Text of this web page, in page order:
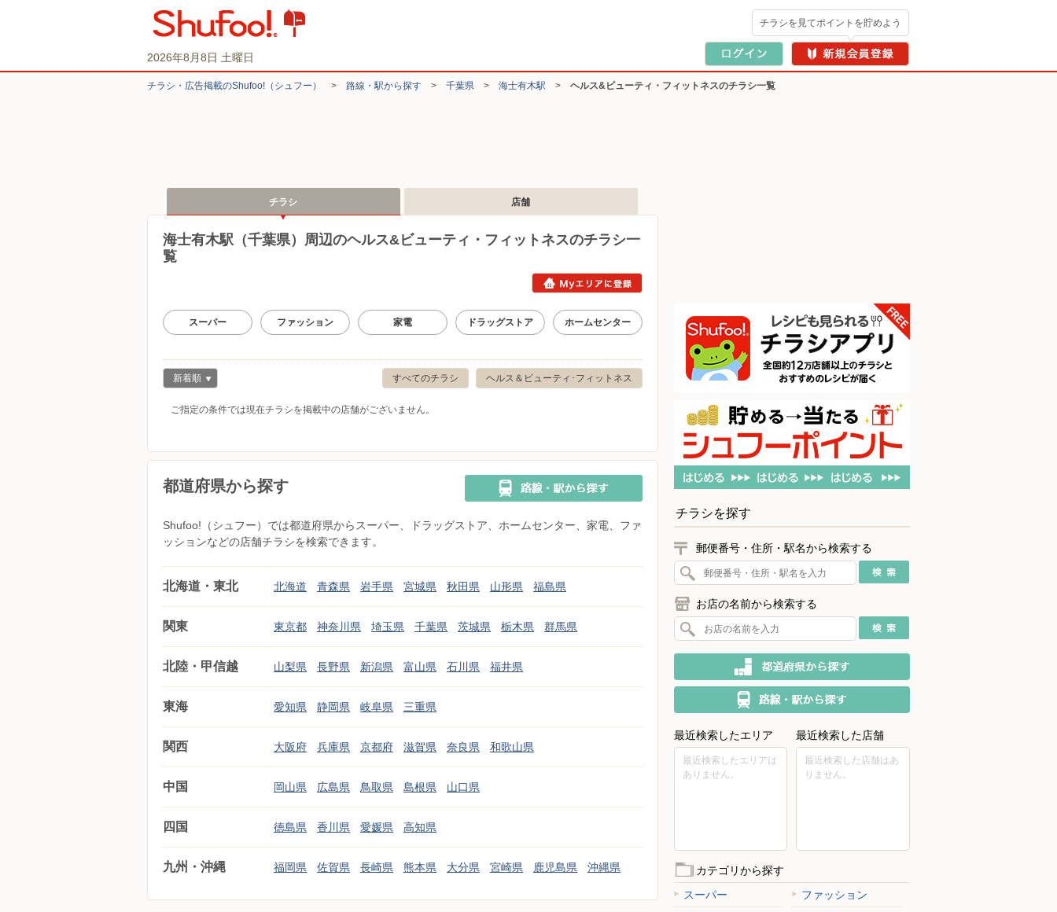
2026年8月8日 土曜日
チラシを見てポイントを貯めよう
チラシ・​広告掲載の​Shufoo!​（シュフー） > 路線・駅から探す > 千葉県 > 海士有木駅 > ヘルス&ビューティ・フィットネスのチラシ一覧
チラシ 店舗
海士有木駅（千葉県）周辺のヘルス&ビューティ・フィットネスのチラシ一
覧
スーパー ファッション 家電 ドラッグストア ホームセンター
ヘルス＆ビューティ･フィットネス
すべてのチラシ
新着順
ご指定の条件では現在チラシを掲載中の店舗がございません。
都道府県から探す
Shufoo!（シュフー）では都道府県からスーパー、ドラッグストア、ホームセンター、家電、ファ
ッションなどの店舗チラシを検索できます。
北海道・東北 北海道 青森県 岩手県 宮城県 秋田県 山形県 福島県
関東 東京都 神奈川県 埼玉県 千葉県 茨城県 栃木県 群馬県
北陸・甲信越 山梨県 長野県 新潟県 富山県 石川県 福井県
東海 愛知県 静岡県 岐阜県 三重県
関西 大阪府 兵庫県 京都府 滋賀県 奈良県 和歌山県
中国 岡山県 広島県 鳥取県 島根県 山口県
四国 徳島県 香川県 愛媛県 高知県
九州・沖縄 福岡県 佐賀県 長崎県 熊本県 大分県 宮崎県 鹿児島県 沖縄県
チラシを探す
郵便番号・住所・駅名から検索する
お店の名前から検索する
最近検索したエリア
最近検索したエリアは
ありません。
最近検索した店舗
最近検索した店舗はあ
りません。
カテゴリから探す
スーパー
ファッション